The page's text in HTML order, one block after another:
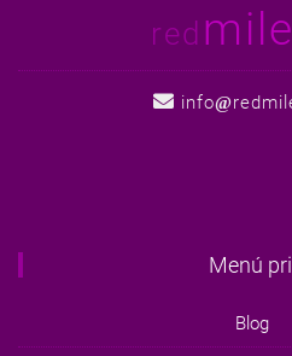
red
info
Menú
Blog